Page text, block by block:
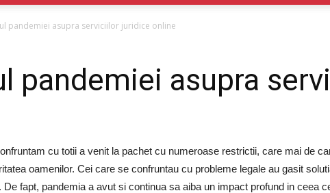
Antreprenori
pandemiei asupra serviciilor juridice online
pandemiei asupra
cu totii a venit la pachet cu numeroase restrictii, care mai de
oamenilor. Cei care se confruntau cu probleme legale au gasit
De fapt, pandemia a avut si continua sa aiba un impact profund in ceea